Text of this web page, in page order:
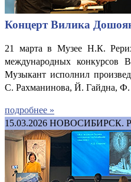
Концерт Вилика
21 марта в Музее Н.К.
международных конкурсов
Музыкант исполнил
С. Рахманинова, Й. Гайдна, Ф.
подробнее »
15.03.2026 НОВОСИБИРСК.